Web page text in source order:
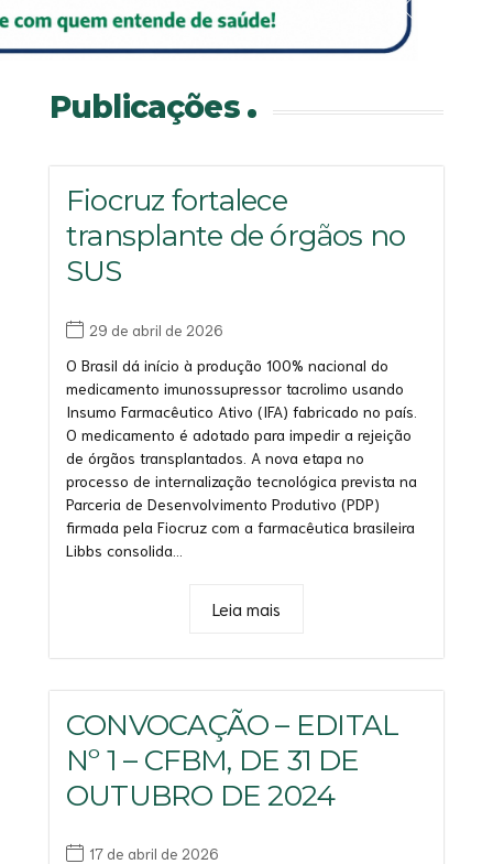
Saiba mais
Saiba mais
Saiba mais
Saiba mais
Publicações
Fiocruz fortalece
transplante de órgãos no
SUS
29 de abril de 2026
O Brasil dá início à produção 100% nacional do
medicamento imunossupressor tacrolimo usando
Insumo Farmacêutico Ativo (IFA) fabricado no país.
O medicamento é adotado para impedir a rejeição
de órgãos transplantados. A nova etapa no
processo de internalização tecnológica prevista na
Parceria de Desenvolvimento Produtivo (PDP)
firmada pela Fiocruz com a farmacêutica brasileira
Libbs consolida...
Leia mais
CONVOCAÇÃO – EDITAL
Nº 1 – CFBM, DE 31 DE
OUTUBRO DE 2024
17 de abril de 2026